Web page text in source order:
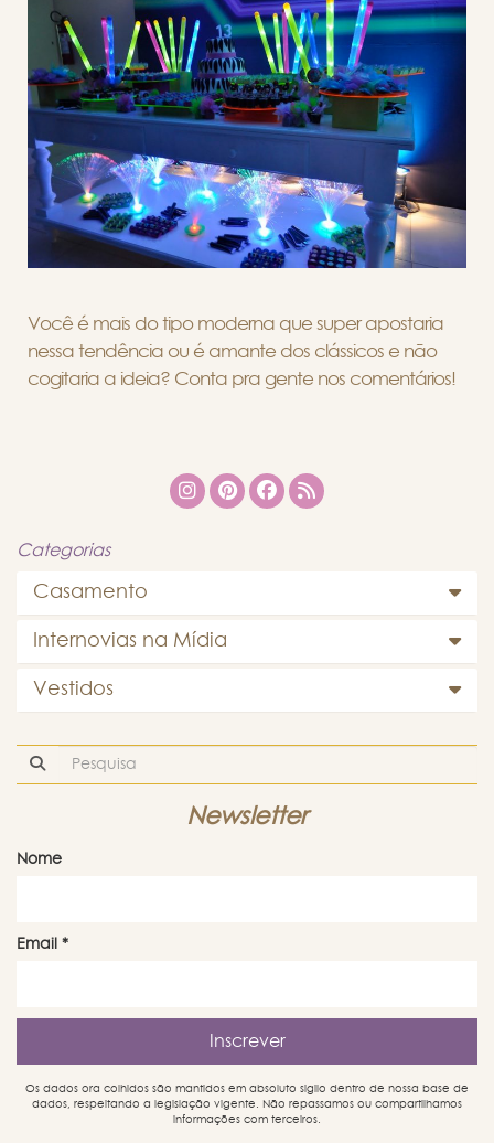
Você é mais do tipo moderna que super apostaria
nessa tendência ou é amante dos clássicos e não
cogitaria a ideia? Conta pra gente nos comentários!
Categorias
Casamento
Internovias na Mídia
Vestidos
Newsletter
Nome
Email *
Os dados ora colhidos são mantidos em absoluto sigilo dentro de nossa base de
dados, respeitando a legislação vigente. Não repassamos ou compartilhamos
informações com terceiros.